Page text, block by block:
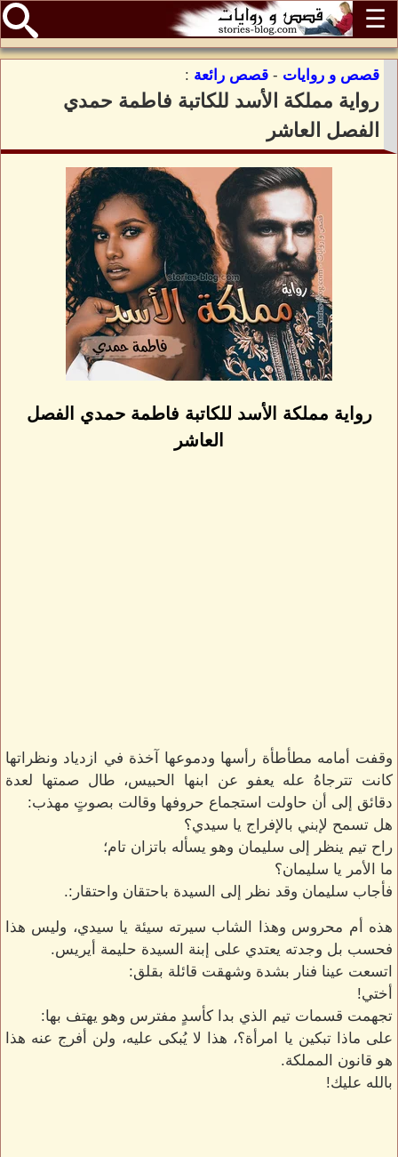
☰
قصص و روايات - قصص رائعة :
رواية مملكة الأسد للكاتبة فاطمة حمدي
الفصل العاشر
رواية مملكة الأسد للكاتبة فاطمة حمدي الفصل
العاشر
وقفت أمامه مطأطأة رأسها ودموعها آخذة في ازدياد ونظراتها
كانت تترجاهُ عله يعفو عن ابنها الحبيس، طال صمتها لعدة
دقائق إلى أن حاولت استجماع حروفها وقالت بصوتٍ مهذب:
هل تسمح لإبني بالإفراج يا سيدي؟
راح تيم ينظر إلى سليمان وهو يسأله باتزان تام؛
ما الأمر يا سليمان؟
فأجاب سليمان وقد نظر إلى السيدة باحتقان واحتقار:.
هذه أم محروس وهذا الشاب سيرته سيئة يا سيدي، وليس هذا
فحسب بل وجدته يعتدي على إبنة السيدة حليمة أيريس.
اتسعت عينا فنار بشدة وشهقت قائلة بقلق:
أختي!
تجهمت قسمات تيم الذي بدا كأسدٍ مفترس وهو يهتف بها:
على ماذا تبكين يا امرأة؟، هذا لا يُبكى عليه، ولن أفرج عنه هذا
هو قانون المملكة.
بالله عليك!